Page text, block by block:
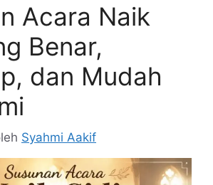
Acara Naik
Benar,
dan Mudah
Syahmi Aakif